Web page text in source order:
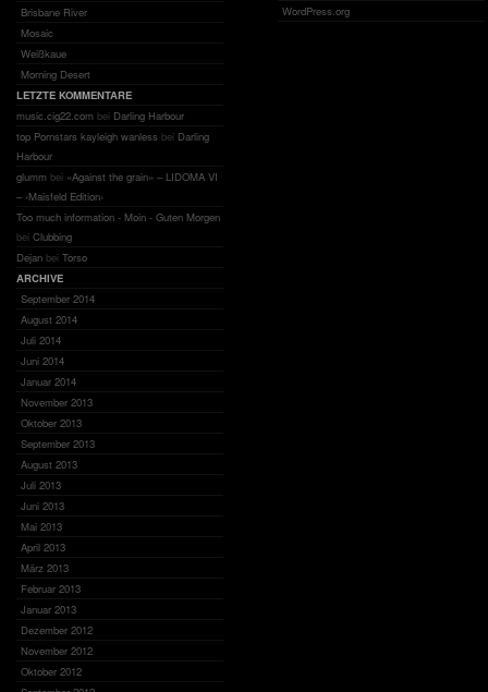
Brisbane River
Mosaic
Weißkaue
Morning Desert
LETZTE KOMMENTARE
music.cig22.com bei Darling Harbour
top Pornstars kayleigh wanless bei Darling
Harbour
glumm bei «Against the grain» – LIDOMA VI
– ‹Maisfeld Edition›
Too much information - Moin - Guten Morgen
bei Clubbing
Dejan bei Torso
ARCHIVE
September 2014
August 2014
Juli 2014
Juni 2014
Januar 2014
November 2013
Oktober 2013
September 2013
August 2013
Juli 2013
Juni 2013
Mai 2013
April 2013
März 2013
Februar 2013
Januar 2013
Dezember 2012
November 2012
Oktober 2012
WordPress.org